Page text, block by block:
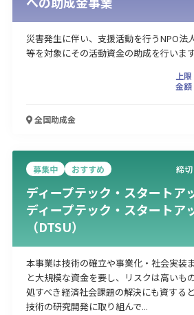
災害発生に伴い、支援活動を行うNPO法
等を対象にその活動資金の助成を行います
上限
金額
全国助成金
募集中 おすすめ 締切
ディープテック・スタートア
ディープテック・スタートア
（DTSU）
本事業は技術の確立や事業化・社会実装
と大規模な資金を要し、リスクは高いも
処すべき経済社会課題の解決にも資する
技術の研究開発に取り組んで...